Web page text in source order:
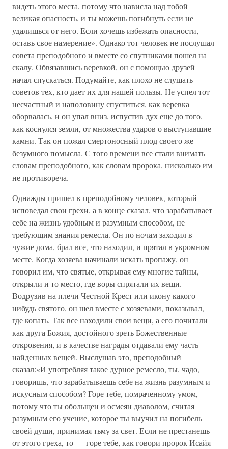
видеть этого места, потому что нависла над тобой
великая опасность, и ты можешь погибнуть если не
удалишься от него. Если хочешь избежать опасности,
оставь свое намерение». Однако тот человек не послушал
совета преподобного и вместе со спутниками пошел на
скалу. Обвязавшись веревкой, он с помощью друзей
начал спускаться. Подумайте, как плохо не слушать
советов тех, кто дает их для нашей пользы. Не успел тот
несчастный и наполовину спуститься, как веревка
оборвалась, и он упал вниз, испустив дух еще до того,
как коснулся земли, от множества ударов о выступавшие
камни. Так он пожал смертоносный плод своего же
безумного помысла. С того времени все стали внимать
словам преподобного, как словам пророка, нисколько им
не противореча.
Однажды пришел к преподобному человек, который
исповедал свои грехи, а в конце сказал, что зарабатывает
себе на жизнь удобным и разумным способом, не
требующим знания ремесла. Он по ночам заходил в
чужие дома, брал все, что находил, и прятал в укромном
месте. Когда хозяева начинали искать пропажу, он
говорил им, что святые, открывая ему многие тайны,
открыли и то место, где воры спрятали их вещи.
Водрузив на плечи Честной Крест или икону какого–
нибудь святого, он шел вместе с хозяевами, показывал,
где копать. Так все находили свои вещи, а его почитали
как друга Божия, достойного зреть Божественные
откровения, и в качестве награды отдавали ему часть
найденных вещей. Выслушав это, преподобный
сказал:«И употребляя такое дурное ремесло, ты, чадо,
говоришь, что зарабатываешь себе на жизнь разумным и
искусным способом? Горе тебе, помраченному умом,
потому что ты обольщен и осмеян диаволом, считая
разумным его учение, которое ты выучил на погибель
своей души, принимая тьму за свет. Если не престанешь
от этого греха, то — горе тебе, как говори пророк Исайя